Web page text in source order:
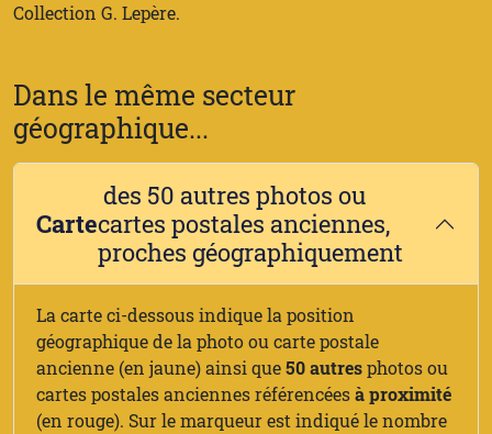
Collection G. Lepère.
Dans le même secteur
géographique...
Carte
des 50 autres photos ou
cartes postales anciennes,
proches géographiquement
La carte ci-dessous indique la position
géographique de la photo ou carte postale
ancienne (en jaune) ainsi que50 autresphotos ou
cartes postales anciennes référencéesà proximité
(en rouge). Sur le marqueur est indiqué le nombre